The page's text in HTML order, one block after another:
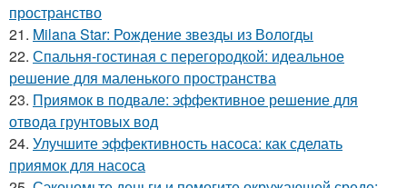
пространство
21. Milana Star: Рождение звезды из Вологды
22. Спальня-гостиная с перегородкой: идеальное
решение для маленького пространства
23. Приямок в подвале: эффективное решение для
отвода грунтовых вод
24. Улучшите эффективность насоса: как сделать
приямок для насоса